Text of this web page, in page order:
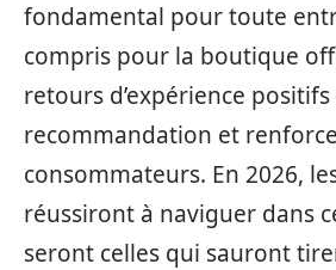
fondamental pour toute
compris pour la boutique
retours d’expérience
recommandation et
consommateurs. En 2026,
réussiront à naviguer dans
seront celles qui sauront